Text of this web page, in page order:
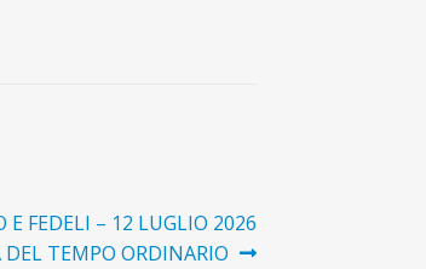
E FEDELI – 12 LUGLIO 2026
TEMPO ORDINARIO